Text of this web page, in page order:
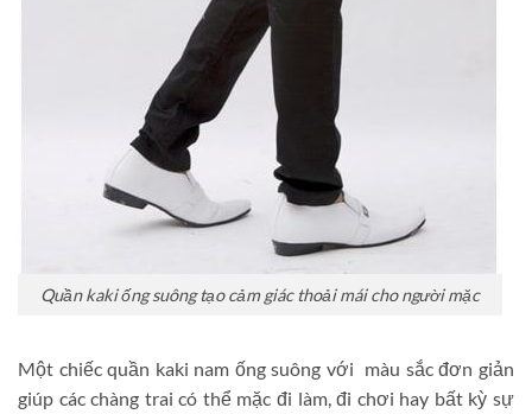
Quần kaki ống suông tạo cảm giác thoải mái cho người mặc
Một chiếc quần kaki nam ống suông với màu sắc đơn giản
giúp các chàng trai có thể mặc đi làm, đi chơi hay bất kỳ sự